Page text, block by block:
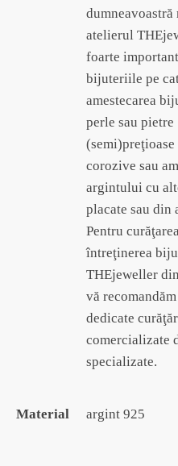
dumneavoastră
atelierul
foarte
bijuteriile pe
amestecarea
perle sau pietre
corozive sau
argintului cu
placate sau din
Pentru
întreţinerea
THEjeweller
vă
dedicate
comercializate
specializate.
Material argint 925